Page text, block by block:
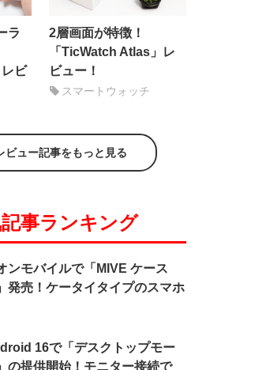
ラ
ビ
2層画面が特徴！
「TicWatch Atlas」レ
ビュー！
スマートウォッチ
ビュー記事をもっと見る
記事ランキング
ンモバイルで「MIVE ケース
発売！ケータイタイプのスマホ
16で「デスクトップモー
の提供開始！モニター接続で